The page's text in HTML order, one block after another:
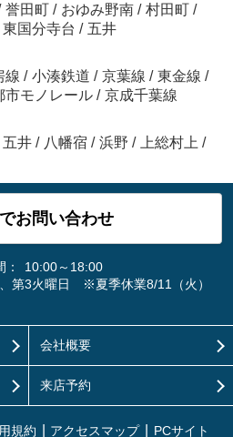
誉田町 / おゆみ野南 / 村田町 /
東国分寺台 / 五井
線 / 小湊鉄道 / 京葉線 / 東金線 /
市モノレール / 京成千葉線
五井 / 八幡宿 / 浜野 / 上総村上 /
お問い合わせ
10:00～18:00
第3火曜日 ※夏季休業8/11（火）
会社概要
来店予約
規約 アクセスマップ PCサイト